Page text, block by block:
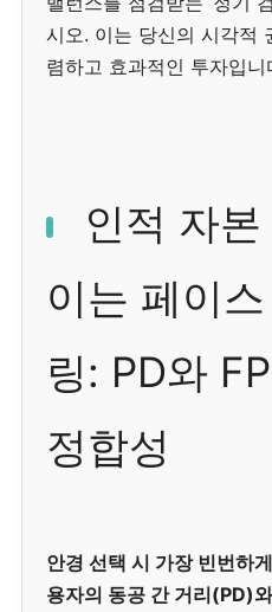
시오. 이는 당신의 시각적
렴하고 효과적인 투자입니
인적 자
이는 페이
링: PD와
정합성
안경 선택 시 가장 빈번하
용자의 동공 간 거리(PD)